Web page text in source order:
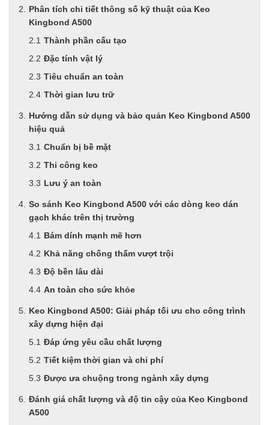
Phân tích chi tiết thông số kỹ thuật của Keo
Kingbond A500
Thành phần cấu tạo
Đặc tính vật lý
Tiêu chuẩn an toàn
Thời gian lưu trữ
Hướng dẫn sử dụng và bảo quản Keo Kingbond A500
hiệu quả
Chuẩn bị bề mặt
Thi công keo
Lưu ý an toàn
So sánh Keo Kingbond A500 với các dòng keo dán
gạch khác trên thị trường
Bám dính mạnh mẽ hơn
Khả năng chống thấm vượt trội
Độ bền lâu dài
An toàn cho sức khỏe
Keo Kingbond A500: Giải pháp tối ưu cho công trình
xây dựng hiện đại
Đáp ứng yêu cầu chất lượng
Tiết kiệm thời gian và chi phí
Được ưa chuộng trong ngành xây dựng
Đánh giá chất lượng và độ tin cậy của Keo Kingbond
A500